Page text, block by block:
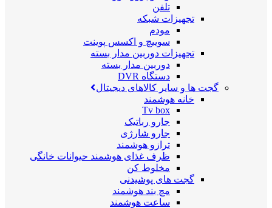
تلفن
تجهیزات شبکه
مودم
سوییچ و اکسس پوینت
تجهیزات دوربین مدار بسته
دوربین مدار بسته
دستگاه DVR
گجت ها و سایر کالاهای دیجیتال
خانه هوشمند
Tv box
جارو رباتیک
جارو شارژی
ترازو هوشمند
ظرف غذای هوشمند حیوانات خانگی
مخلوط کن
گجت های پوشیدنی
مچ بند هوشمند
ساعت هوشمند